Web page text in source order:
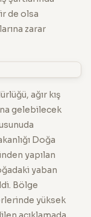
de olsa
zarar
ağır kış
gelebilecek
Doğa
yapılan
yaban
Bölge
yüksek